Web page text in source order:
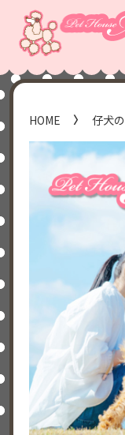
HOME 仔犬